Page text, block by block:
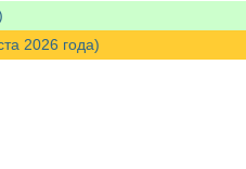
2026 года)